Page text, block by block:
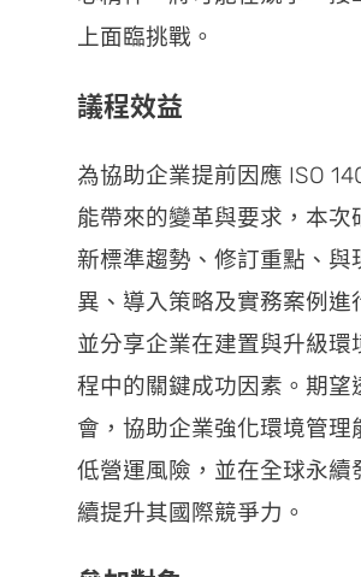
上面臨挑戰。
議程效益
為協助企業提前因應 ISO
能帶來的變革與要求，本次
新標準趨勢、修訂重點、與
異、導入策略及實務案例進
並分享企業在建置與升級環
程中的關鍵成功因素。期望
會，協助企業強化環境管理
低營運風險，並在全球永續
續提升其國際競爭力。